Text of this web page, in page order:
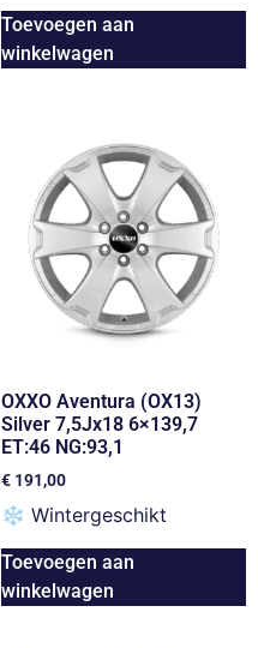
Toevoegen aan
winkelwagen
OXXO Aventura (OX13)
Silver 7,5Jx18 6×139,7
ET:46 NG:93,1
€ 191,00
❄ Wintergeschikt
Toevoegen aan
winkelwagen